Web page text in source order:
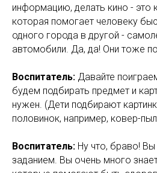
информацию, делать кино - это
которая помогает человеку
одного города в другой -
автомобили. Да, да! Они тоже
Воспитатель: Давайте
будем подбирать предмет и
нужен. (Дети подбирают
половинок, например, ковер-
Воспитатель: Ну что, браво!
заданием. Вы очень много